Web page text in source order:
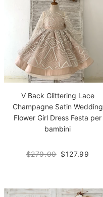
V Back Glittering Lace
Champagne Satin Wedding
Flower Girl Dress Festa per
bambini
$279.00 $127.99